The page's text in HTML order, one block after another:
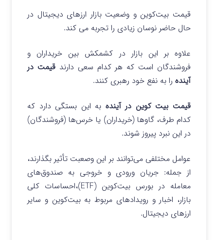
قیمت بیت‌کوین و وضعیت بازار ارزهای دیجیتال در
حال حاضر نوسان زیادی را تجربه می کند.
علاوه بر این بازار در کشمکش بین خریداران و
فروشندگان است که هر کدام سعی دارندقیمت در
آینده را به نفع خود رهبری کنند.
قیمت بیت‌ کوین در آینده به این بستگی دارد که
کدام طرف، گاوها (خریداران) یا خرس‌ها (فروشندگان)
در این نبرد پیروز شوند.
عوامل مختلفی می‌توانند بر این وصعبت تأثیر بگذارند،
از جمله: جریان ورودی و خروجی به صندوق‌های
معامله در بورس بیت‌کوین (ETF)،
احساسات کلی
بازار، اخبار و رویدادهای مربوط به بیت‌کوین و سایر
ارزهای دیجیتال.